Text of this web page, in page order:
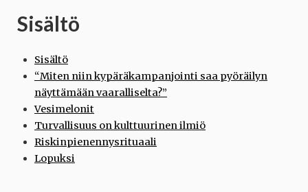
Sisältö
Sisältö
“Miten niin kypäräkampanjointi saa pyöräilyn
näyttämään vaaralliselta?”
Vesimelonit
Turvallisuus on kulttuurinen ilmiö
Riskinpienennysrituaali
Lopuksi